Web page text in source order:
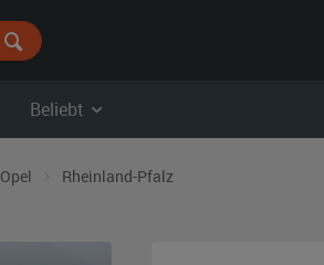
Beliebt
Opel Rheinland-Pfalz